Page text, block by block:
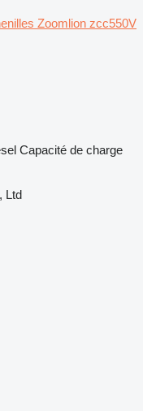
Zoomlion zcc550V
Capacité de charge
Ltd